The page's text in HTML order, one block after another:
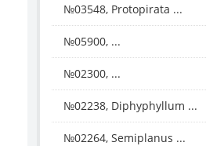
№03548, Protopirata ...
№05900, ...
№02300, ...
№02238, Diphyphyllum ...
№02264, Semiplanus ...